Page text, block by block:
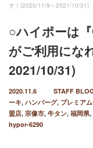
す！(2020/11/9～2021/10/31)
○ハイポーは
がご利用にな
2021/10/31)
2020.11.6 STAFF
ーキ, ハンバーグ, プレミア
盟店, 宗像市, 牛タン, 福岡県,
hypor-6290